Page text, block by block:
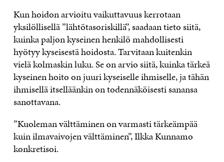
Kun hoidon arvioitu vaikuttavuus kerrotaan
yksilöllisellä ”lähtötasoriskillä”, saadaan tieto siitä,
kuinka paljon kyseinen henkilö mahdollisesti
hyötyy kyseisestä hoidosta. Tarvitaan kuitenkin
vielä kolmaskin luku. Se on arvio siitä, kuinka tärkeä
kyseinen hoito on juuri kyseiselle ihmiselle, ja tähän
ihmisellä itselläänkin on todennäköisesti sanansa
sanottavana.
”Kuoleman välttäminen on varmasti tärkeämpää
kuin ilmavaivojen välttäminen”, Ilkka Kunnamo
konkretisoi.